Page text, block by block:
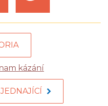
kázání